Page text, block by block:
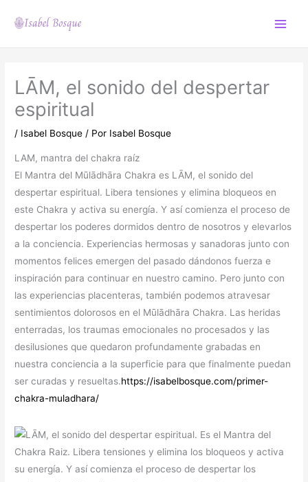
LĀM, el sonido del despertar
espiritual
/ Isabel Bosque / Por Isabel Bosque
LAM, mantra del chakra raíz
El Mantra del Mūlādhāra Chakra es LĀM, el sonido del
despertar espiritual. Libera tensiones y elimina bloqueos en
este Chakra y activa su energía. Y así comienza el proceso de
despertar los poderes dormidos dentro de nosotros y elevarlos
a la conciencia. Experiencias hermosas y sanadoras junto con
momentos felices emergen del pasado dándonos fuerza e
inspiración para continuar en nuestro camino. Pero junto con
las experiencias placenteras, también podemos atravesar
sentimientos dolorosos en el Mūlādhāra Chakra. Las heridas
enterradas, los traumas emocionales no procesados ​​y las
desilusiones que quedaron profundamente grabadas en
nuestra conciencia a la superficie para que finalmente puedan
ser curadas y resueltas.https://isabelbosque.com/primer-
chakra-muladhara/